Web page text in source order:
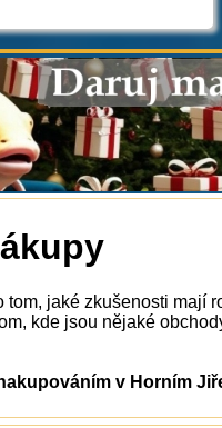
tom, jaké zkušenosti mají
kde jsou nějaké
v Horním